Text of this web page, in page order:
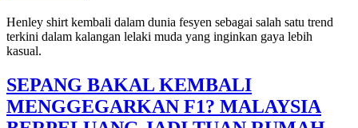
Henley shirt kembali dalam dunia fesyen sebagai salah satu trend
terkini dalam kalangan lelaki muda yang inginkan gaya lebih
kasual.
SEPANG BAKAL KEMBALI
MENGGEGARKAN F1? MALAYSIA